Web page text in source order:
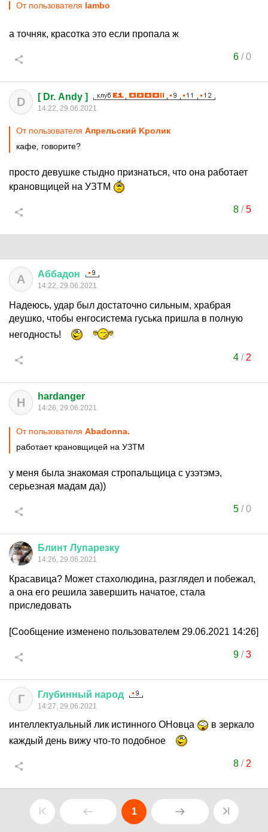
От пользователя lambo
а точняк, красотка это если пропала ж
6/0
D [ Dr. Andy ]
14:22, 29.06.2021
От пользователя Aпрельский Kролик
кафе, говорите?
просто девушке стыдно признаться, что она работает
крановщицей на УЗТМ
8/5
А Аббадон
14:22, 29.06.2021
Надеюсь, удар был достаточно сильным, храбрая
деушко, чтобы енгосистема гуська пришла в полную
негодность!
4/ 2
H hardanger
14:26, 29.06.2021
От пользователя Abadonnа.
работает крановщицей на УЗТМ
у меня была знакомая стропальщица с узэтэмэ,
серьезная мадам да))
5/0
Блинт Лупарезку
14:26, 29.06.2021
Красавица? Может стахолюдина, разглядел и побежал,
а она его решила завершить начатое, стала
приследовать
[Сообщение изменено пользователем 29.06.2021 14:26]
9/3
Г Глубинный народ
14:27, 29.06.2021
интеллектуальный лик истинного ОНовца
в зеркало
каждый день вижу что-то подобное
8/ 2
1